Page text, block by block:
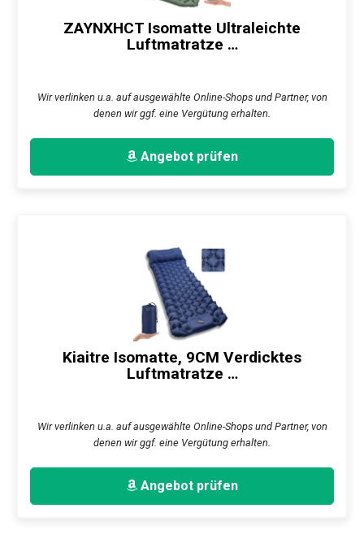
ZAYNXHCT Isomatte Ultraleichte
Luftmatratze …
Wir verlinken u.a. auf ausgewählte Online-Shops und Partner, von
denen wir ggf. eine Vergütung erhalten.
Angebot prüfen
Kiaitre Isomatte, 9CM Verdicktes
Luftmatratze …
Wir verlinken u.a. auf ausgewählte Online-Shops und Partner, von
denen wir ggf. eine Vergütung erhalten.
Angebot prüfen